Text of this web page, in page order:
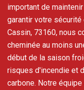
important de
garantir votre
Cassin, 73160, nous
cheminée au moins
début de la saison
risques d'incendie et
carbone. Notre